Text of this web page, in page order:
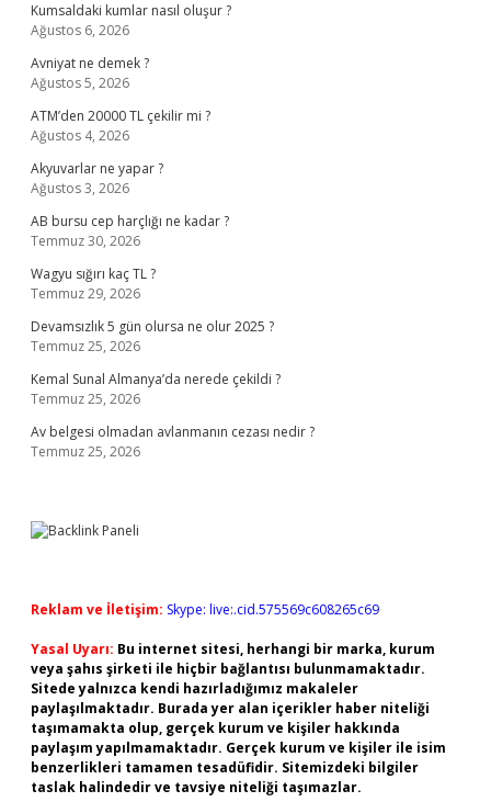
Kumsaldaki kumlar nasıl oluşur ?
Ağustos 6, 2026
Avniyat ne demek ?
Ağustos 5, 2026
ATM’den 20000 TL çekilir mi ?
Ağustos 4, 2026
Akyuvarlar ne yapar ?
Ağustos 3, 2026
AB bursu cep harçlığı ne kadar ?
Temmuz 30, 2026
Wagyu sığırı kaç TL ?
Temmuz 29, 2026
Devamsızlık 5 gün olursa ne olur 2025 ?
Temmuz 25, 2026
Kemal Sunal Almanya’da nerede çekildi ?
Temmuz 25, 2026
Av belgesi olmadan avlanmanın cezası nedir ?
Temmuz 25, 2026
Reklam ve İletişim: Skype: live:.cid.575569c608265c69
Yasal Uyarı: Bu internet sitesi, herhangi bir marka, kurum
veya şahıs şirketi ile hiçbir bağlantısı bulunmamaktadır.
Sitede yalnızca kendi hazırladığımız makaleler
paylaşılmaktadır. Burada yer alan içerikler haber niteliği
taşımamakta olup, gerçek kurum ve kişiler hakkında
paylaşım yapılmamaktadır. Gerçek kurum ve kişiler ile isim
benzerlikleri tamamen tesadüfidir. Sitemizdeki bilgiler
taslak halindedir ve tavsiye niteliği taşımazlar.